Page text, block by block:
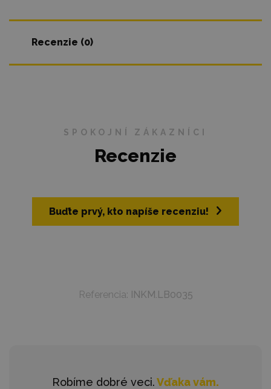
Recenzie (0)
SPOKOJNÍ ZÁKAZNÍCI
Recenzie
Buďte prvý, kto napíše recenziu!
Referencia: INKM.LB0035
Robíme dobré veci.Vďaka vám.